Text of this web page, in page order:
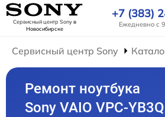
Сервисный центр Sonyв
Новосибирске
+7 (383)
Ежедневно с
Сервисный центр Sony
Ремонт ноутбука
Sony VAIO VPC-